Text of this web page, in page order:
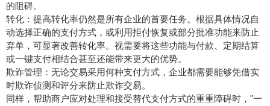
的阻碍。
转化：提高转化率仍然是所有企业的首要任务。根据具体情况自
动选择正确的支付方式，或利用拒付恢复或部分批准功能来防止
弃单，可显著改善转化率。视需要将这些功能与付款、定期结算
或一键支付相结合甚至还能带来更大的优势。
欺诈管理：无论交易采用何种支付方式，企业都需要能够凭借实
时欺诈侦测和评分来防止欺诈交易。
同样，帮助商户应对处理和接受替代支付方式的重重障碍时，"一